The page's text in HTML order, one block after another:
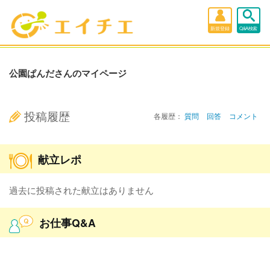
新規登録 Q&A検索
公園ぱんださんのマイページ
投稿履歴 各履歴： 質問 回答 コメント
献立レポ
過去に投稿された献立はありません
お仕事Q&A